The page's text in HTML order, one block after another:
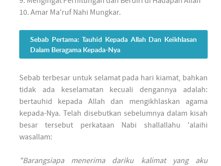
10. Amar Ma'ruf Nahi Mungkar.
Sebab Pertama: Tauhid Kepada Allah Dan Keikhlasan
Dalam Beragama Kepada-Nya
Sebab terbesar untuk selamat pada hari kiamat, bahkan
tidak ada keselamatan kecuali dengannya adalah:
bertauhid kepada Allah dan mengikhlaskan agama
kepada-Nya. Telah disebutkan sebelumnya dalam kisah
besar tersebut perkataan Nabi shallallahu 'alaihi
wasallam:
"Barangsiapa menerima dariku kalimat yang aku